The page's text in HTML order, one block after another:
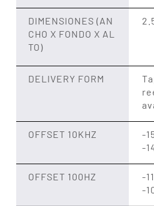
DIMENSIONES (AN
CHO X FONDO X AL
TO)
DELIVERY FORM
OFFSET 10KHZ
-
-
OFFSET 100HZ
-
-